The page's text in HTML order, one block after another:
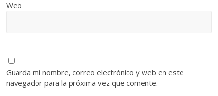
Web
Guarda mi nombre, correo electrónico y web en este
navegador para la próxima vez que comente.